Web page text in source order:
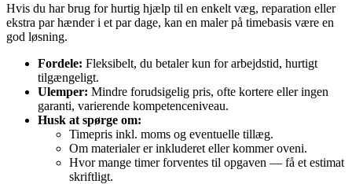
Hvis du har brug for hurtig hjælp til en enkelt væg, reparation eller
ekstra par hænder i et par dage, kan en maler på timebasis være en
god løsning.
Fordele: Fleksibelt, du betaler kun for arbejdstid, hurtigt
tilgængeligt.
Ulemper: Mindre forudsigelig pris, ofte kortere eller ingen
garanti, varierende kompetenceniveau.
Husk at spørge om:
Timepris inkl. moms og eventuelle tillæg.
Om materialer er inkluderet eller kommer oveni.
Hvor mange timer forventes til opgaven — få et estimat
skriftligt.